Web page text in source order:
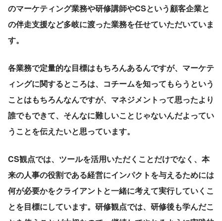
のマーケティング業務や研修講師やCSという顧客企業と
の伴走支援など多岐に渡った業務を任せていただいていま
す。
各業務で定量的な目標はもちろんあるんですが、マーケテ
ィングに関するところは、コチームを知ってもらうという
ことはもちろんなんですが、マネジメントって思ったより
誰でもできて、そんなに難しいことじゃないんだよってい
うことを伝えたいと思っています。
CS観点では、ツールを活用いただくことだけでなく、本
来の人事の役割である経営にインパクトを与えるためには
何が必要かをクライアントと一緒に考えて実行していくこ
とを目標にしています。研修観点では、研修後も学んだこ